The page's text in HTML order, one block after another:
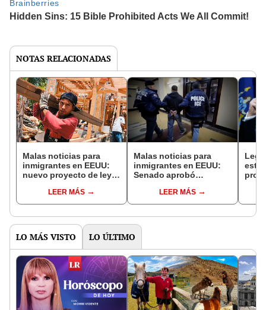
NOTAS RELACIONADAS
Malas noticias para
inmigrantes en EEUU:
nuevo proyecto de ley
a verificar el estatus
migratorio de los
LEER MÁS
Malas noticias para
inmigrantes en EEUU:
Senado aprobó
exige la colaboración
con ICE y prohíbe
LEER MÁS
LO MÁS VISTO LO ÚLTIMO